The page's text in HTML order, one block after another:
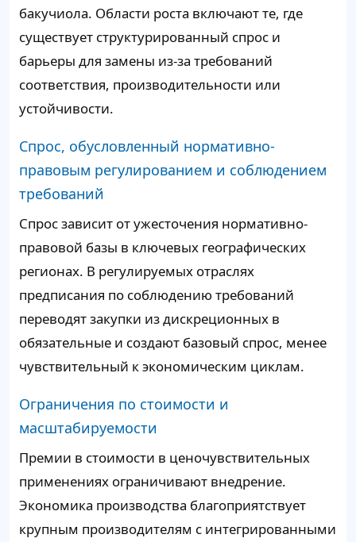
бакучиола. Области роста включают те, где
существует структурированный спрос и
барьеры для замены из-за требований
соответствия, производительности или
устойчивости.
Спрос, обусловленный нормативно-
правовым регулированием и соблюдением
требований
Спрос зависит от ужесточения нормативно-
правовой базы в ключевых географических
регионах. В регулируемых отраслях
предписания по соблюдению требований
переводят закупки из дискреционных в
обязательные и создают базовый спрос, менее
чувствительный к экономическим циклам.
Ограничения по стоимости и
масштабируемости
Премии в стоимости в ценочувствительных
применениях ограничивают внедрение.
Экономика производства благоприятствует
крупным производителям с интегрированными